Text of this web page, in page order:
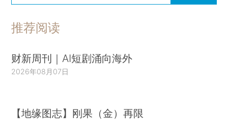
推荐阅读
财新周刊｜AI短剧涌向海外
2026年08月07日
【地缘图志】刚果（金）再限